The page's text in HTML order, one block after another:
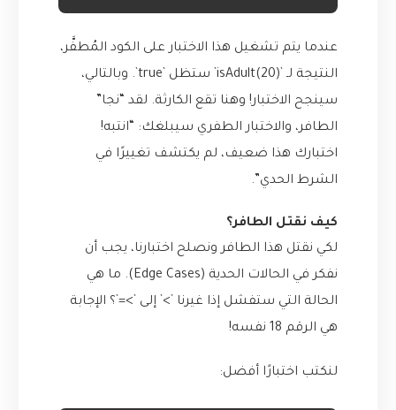
عندما يتم تشغيل هذا الاختبار على الكود المُطفَّر،
النتيجة لـ `isAdult(20)` ستظل `true`. وبالتالي،
سينجح الاختبار! وهنا تقع الكارثة. لقد “نجا”
الطافر، والاختبار الطفري سيبلغك: “انتبه!
اختبارك هذا ضعيف، لم يكتشف تغييرًا في
الشرط الحدي”.
كيف نقتل الطافر؟
لكي نقتل هذا الطافر ونصلح اختبارنا، يجب أن
نفكر في الحالات الحدية (Edge Cases). ما هي
الحالة التي ستفشل إذا غيرنا `>` إلى `>=`؟ الإجابة
هي الرقم 18 نفسه!
لنكتب اختبارًا أفضل: